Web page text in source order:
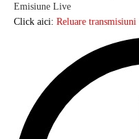
Emisiune Live
Click aici: Reluare transmisiuni